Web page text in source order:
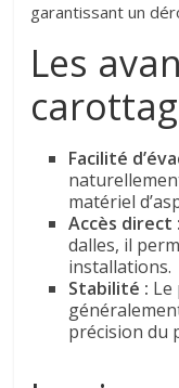
garantissant un
Les
Facilité
matériel
Accès direct :
dalles, il
installations.
Stabilité : Le
précision du